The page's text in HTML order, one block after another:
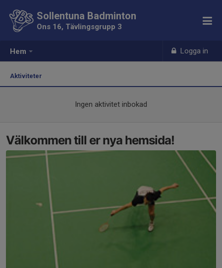
Hem Logga in
Sollentuna Badminton
Ons 16, Tävlingsgrupp 3
Aktiviteter
Ingen aktivitet inbokad
Välkommen till er nya hemsida!